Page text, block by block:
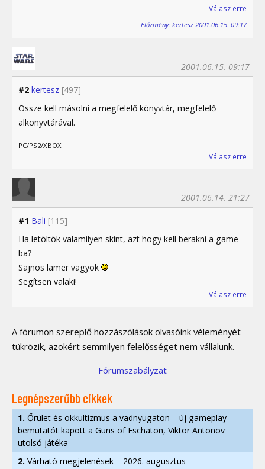
Válasz erre
Előzmény: kertesz 2001.06.15. 09:17
#2 kertesz [497]
2001.06.15. 09:17
Össze kell másolni a megfelelő könyvtár, megfelelő
alkönyvtárával.
PC/PS2/XBOX
Válasz erre
#1 Bali [115]
2001.06.14. 21:27
Ha letöltök valamilyen skint, azt hogy kell berakni a game-
ba?
Sajnos lamer vagyok
Segítsen valaki!
Válasz erre
A fórumon szereplő hozzászólások olvasóink véleményét
tükrözik, azokért semmilyen felelősséget nem vállalunk.
Fórumszabályzat
Legnépszerűbb cikkek
1. Őrület és okkultizmus a vadnyugaton – új gameplay-
bemutatót kapott a Guns of Eschaton, Viktor Antonov
utolsó játéka
2. Várható megjelenések – 2026. augusztus